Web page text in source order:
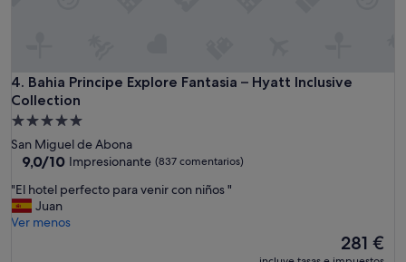
a
t
v
a
e
u
n
4. Bahia Principe Explore Fantasia – Hyatt Inclusive
Collection
Bahia Principe Explore Fantasia – Hyatt Inclusive Collection
Alojamiento
de
5.0 estrellas
San Miguel de Abona
9.0
10,
Impresionante,
(837 comentarios)
9,0/10 Impresionante (837 comentarios)
"
E
l
"El hotel perfecto para venir con niños "
Juan
Ver menos
El
precio
281 €